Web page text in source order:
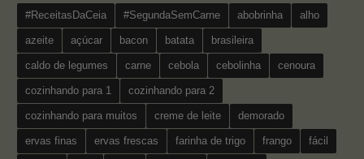
#ReceitasDaCeia #SegundaSemCarne abobrinha alho
azeite açúcar bacon batata brasileira
caldo de legumes carne cebola cebolinha cenoura
cozinhando para 1 cozinhando para 2
cozinhando para muitos creme de leite demorado
ervas finas ervas frescas farinha de trigo frango fácil